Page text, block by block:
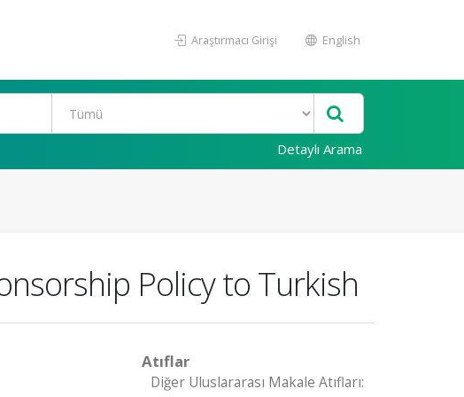
Araştırmacı Girişi English
Detaylı Arama
Policy to Turkish
Atıflar
Diğer Uluslararası Makale Atıfları: